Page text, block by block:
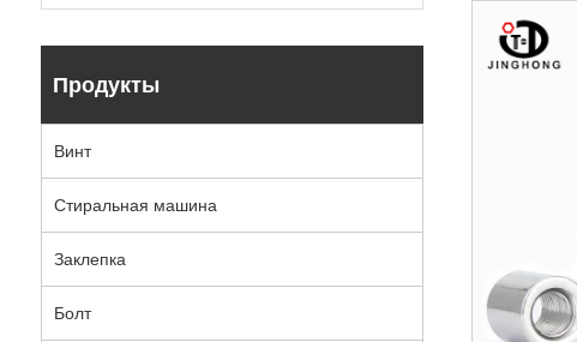
Продукты
Винт
Стиральная машина
Заклепка
Болт